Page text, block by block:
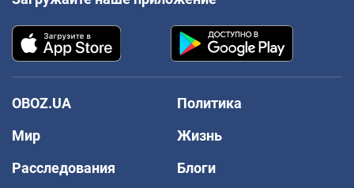
OBOZ.UA
Политика
Мир
Жизнь
Расследования
Блоги